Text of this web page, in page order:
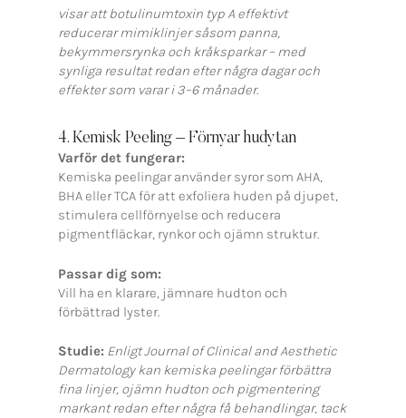
visar att botulinumtoxin typ A effektivt
reducerar mimiklinjer såsom panna,
bekymmersrynka och kråksparkar – med
synliga resultat redan efter några dagar och
effekter som varar i 3–6 månader.
4. Kemisk Peeling – Förnyar hudytan
Varför det fungerar:
Kemiska peelingar använder syror som AHA,
BHA eller TCA för att exfoliera huden på djupet,
stimulera cellförnyelse och reducera
pigmentfläckar, rynkor och ojämn struktur.
Passar dig som:
Vill ha en klarare, jämnare hudton och
förbättrad lyster.
Studie: EnligtJournal of Clinical and Aesthetic
Dermatologykan kemiska peelingar förbättra
fina linjer, ojämn hudton och pigmentering
markant redan efter några få behandlingar, tack